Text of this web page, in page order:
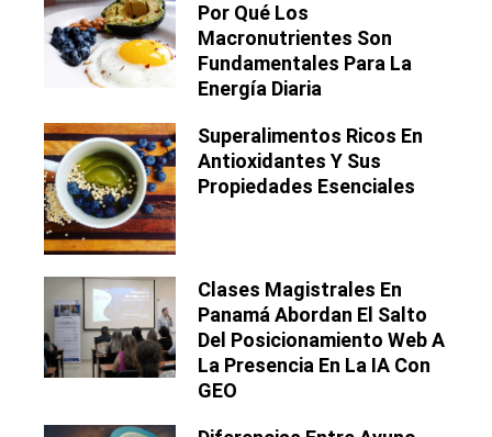
Por Qué Los
Macronutrientes Son
Fundamentales Para La
Energía Diaria
Superalimentos Ricos En
Antioxidantes Y Sus
Propiedades Esenciales
Clases Magistrales En
Panamá Abordan El Salto
Del Posicionamiento Web A
La Presencia En La IA Con
GEO